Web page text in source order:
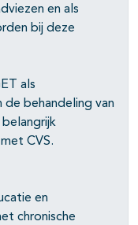
en als
bij deze
als
behandeling van
belangrijk
CVS.
en
chronische